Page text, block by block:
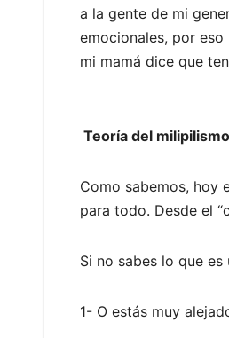
a la gente de mi
emocionales, por
mi mamá dice que
Teoría del
Como sabemos, hoy
para todo. Desde el
Si no sabes lo que
1- O estás muy